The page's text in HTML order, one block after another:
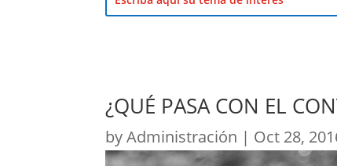
¿QUÉ PASA CON EL
byAdministración | Oct 28,